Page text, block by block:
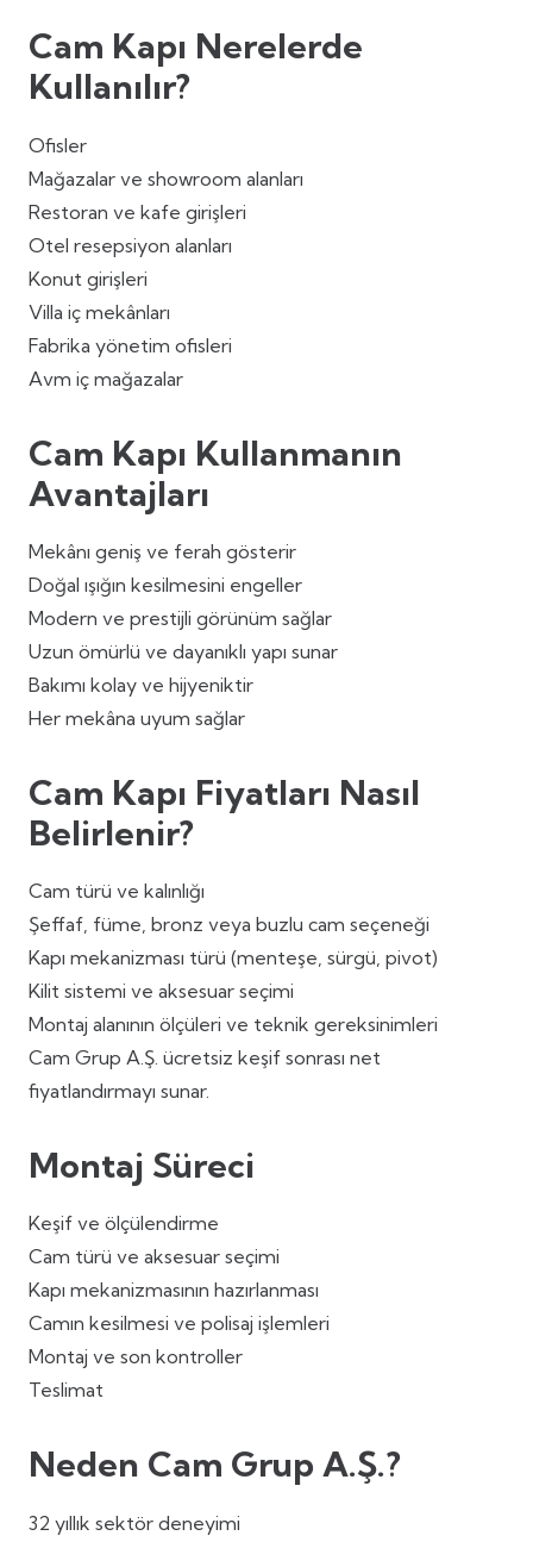
Cam Kapı Nerelerde
Kullanılır?
Ofisler
Mağazalar ve showroom alanları
Restoran ve kafe girişleri
Otel resepsiyon alanları
Konut girişleri
Villa iç mekânları
Fabrika yönetim ofisleri
Avm iç mağazalar
Cam Kapı Kullanmanın
Avantajları
Mekânı geniş ve ferah gösterir
Doğal ışığın kesilmesini engeller
Modern ve prestijli görünüm sağlar
Uzun ömürlü ve dayanıklı yapı sunar
Bakımı kolay ve hijyeniktir
Her mekâna uyum sağlar
Cam Kapı Fiyatları Nasıl
Belirlenir?
Cam türü ve kalınlığı
Şeffaf, füme, bronz veya buzlu cam seçeneği
Kapı mekanizması türü (menteşe, sürgü, pivot)
Kilit sistemi ve aksesuar seçimi
Montaj alanının ölçüleri ve teknik gereksinimleri
Cam Grup A.Ş. ücretsiz keşif sonrası net
fiyatlandırmayı sunar.
Montaj Süreci
Keşif ve ölçülendirme
Cam türü ve aksesuar seçimi
Kapı mekanizmasının hazırlanması
Camın kesilmesi ve polisaj işlemleri
Montaj ve son kontroller
Teslimat
Neden Cam Grup A.Ş.?
32 yıllık sektör deneyimi